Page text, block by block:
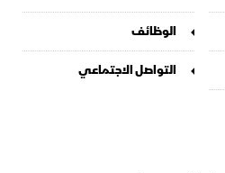
الوظائف
التواصل الاجتماعي